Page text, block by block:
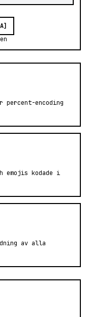
percent-encoding
emojis kodade i
av alla